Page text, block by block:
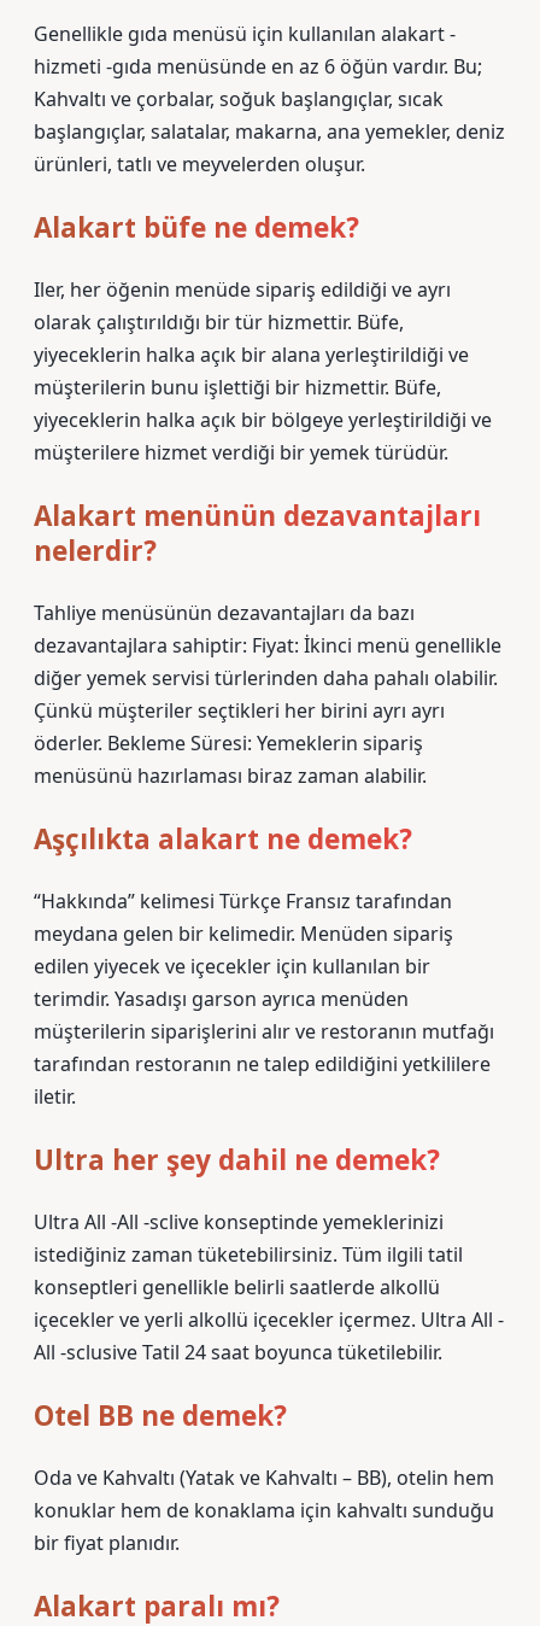
Genellikle gıda menüsü için kullanılan alakart -
hizmeti -gıda menüsünde en az 6 öğün vardır. Bu;
Kahvaltı ve çorbalar, soğuk başlangıçlar, sıcak
başlangıçlar, salatalar, makarna, ana yemekler, deniz
ürünleri, tatlı ve meyvelerden oluşur.
Alakart büfe ne demek?
Iler, her öğenin menüde sipariş edildiği ve ayrı
olarak çalıştırıldığı bir tür hizmettir. Büfe,
yiyeceklerin halka açık bir alana yerleştirildiği ve
müşterilerin bunu işlettiği bir hizmettir. Büfe,
yiyeceklerin halka açık bir bölgeye yerleştirildiği ve
müşterilere hizmet verdiği bir yemek türüdür.
Alakart menünün dezavantajları
nelerdir?
Tahliye menüsünün dezavantajları da bazı
dezavantajlara sahiptir: Fiyat: İkinci menü genellikle
diğer yemek servisi türlerinden daha pahalı olabilir.
Çünkü müşteriler seçtikleri her birini ayrı ayrı
öderler. Bekleme Süresi: Yemeklerin sipariş
menüsünü hazırlaması biraz zaman alabilir.
Aşçılıkta alakart ne demek?
“Hakkında” kelimesi Türkçe Fransız tarafından
meydana gelen bir kelimedir. Menüden sipariş
edilen yiyecek ve içecekler için kullanılan bir
terimdir. Yasadışı garson ayrıca menüden
müşterilerin siparişlerini alır ve restoranın mutfağı
tarafından restoranın ne talep edildiğini yetkililere
iletir.
Ultra her şey dahil ne demek?
Ultra All -All -sclive konseptinde yemeklerinizi
istediğiniz zaman tüketebilirsiniz. Tüm ilgili tatil
konseptleri genellikle belirli saatlerde alkollü
içecekler ve yerli alkollü içecekler içermez. Ultra All -
All -sclusive Tatil 24 saat boyunca tüketilebilir.
Otel BB ne demek?
Oda ve Kahvaltı (Yatak ve Kahvaltı – BB), otelin hem
konuklar hem de konaklama için kahvaltı sunduğu
bir fiyat planıdır.
Alakart paralı mı?